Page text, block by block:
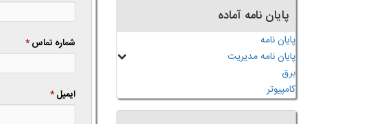
شماره تماس*
ایمیل*
پایان نامه آماده
پایان نامه
پایان نامه مدیریت
برق
کامپیوتر